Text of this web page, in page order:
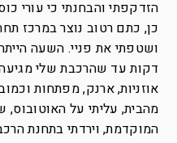
הזדקפתי והבחנתי כי עורי
כן, כתם רטוב נוצר במרכז
דקות עד שהרכבת שלי
אוזניות, ארנק, מפתחות
מהבית, עליתי על
המוקדמת, וירדתי בתחנת